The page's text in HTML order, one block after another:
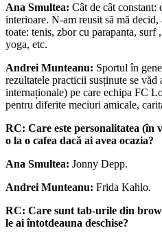
Ana Smultea: Cât de cât
interioare. N-am reusit să mă
toate: tenis, zbor cu parapanta, surf
yoga, etc.
Andrei Munteanu: Sportul în
rezultatele practicii susținute se
internaționale) pe care echipa FC
pentru diferite meciuri amicale,
RC: Care este personalitatea (în
o la o cafea dacă ai avea ocazia?
Ana Smultea: Jonny Depp.
Andrei Munteanu: Frida Kahlo.
RC: Care sunt tab-urile din
le ai întotdeauna deschise?